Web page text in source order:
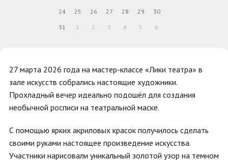
27 марта 2026 года на мастер-классе «Лики театра» в
зале искусств собрались настоящие художники.
Прохладный вечер идеально подошёл для создания
необычной росписи на театральной маске.
С помощью ярких акриловых красок получилось сделать
своими руками настоящее произведение искусства.
Участники нарисовали уникальный золотой узор на темном
24 25 26 27 28 29 30
31 1 2 3 4 5 6